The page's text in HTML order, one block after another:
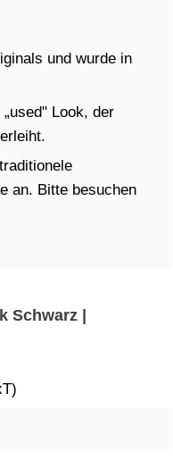
und wurde in
Look, der
an. Bitte besuchen
|